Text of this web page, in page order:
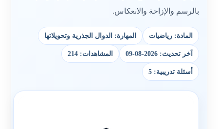
بالرسم والإزاحة والانعكاس.
المادة: رياضيات المهارة: الدوال الجذرية وتحويلاتها
آخر تحديث: 2026-08-09 المشاهدات: 214
أسئلة تدريبية: 5